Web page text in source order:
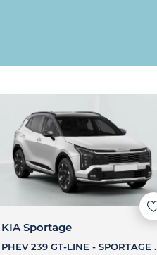
KIA Sportage
PHEV 239 GT-